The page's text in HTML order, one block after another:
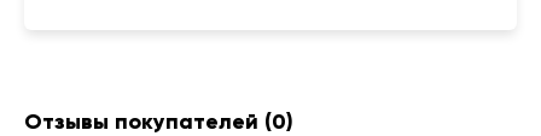
Отзывы покупателей (0)